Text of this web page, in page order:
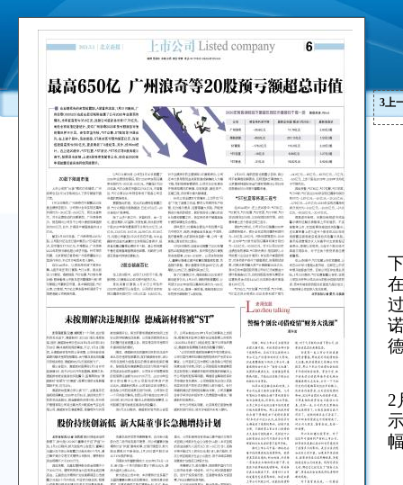
3上
2